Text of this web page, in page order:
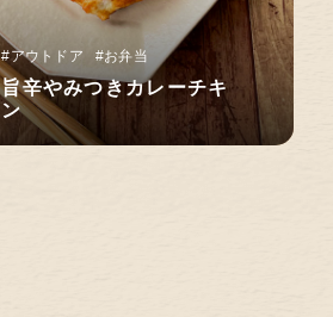
#アウトドア #お弁当
旨辛やみつきカレーチキ
ン